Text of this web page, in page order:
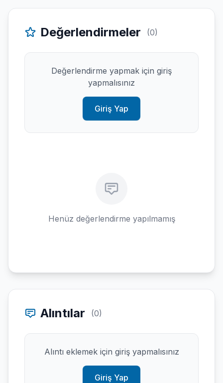
Değerlendirmeler (0)
Değerlendirme yapmak için giriş
yapmalısınız
Giriş Yap
Henüz değerlendirme yapılmamış
Alıntılar (0)
Alıntı eklemek için giriş yapmalısınız
Giriş Yap